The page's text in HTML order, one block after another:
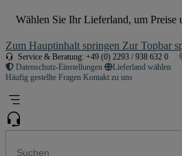
Wählen Sie Ihr Lieferland, um Preise
Zum Hauptinhalt springen Zur Topbar
Service & Beratung: +49 (0) 2293 / 938 632 0
Datenschutz-Einstellungen
Lieferland wählen
Häufig gestellte Fragen Kontakt zu uns